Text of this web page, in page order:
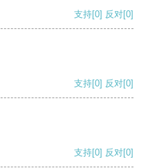
支持[0] 反对[0]
支持[0] 反对[0]
支持[0] 反对[0]